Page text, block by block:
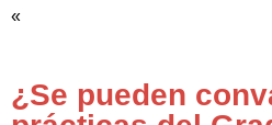
«
¿Se pueden